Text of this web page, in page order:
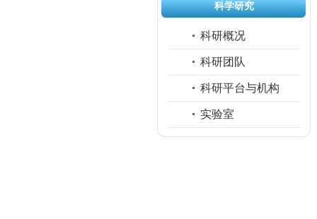
科学研究
科研概况
科研团队
科研平台与机构
实验室